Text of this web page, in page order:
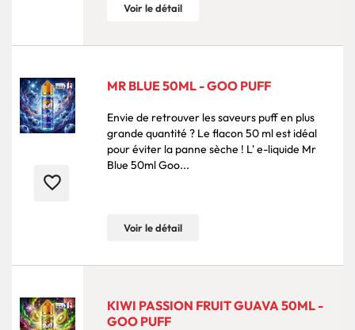
Voir le détail
favorite_border
MR BLUE 50ML - GOO PUFF
Envie de retrouver les saveurs puff en plus
grande quantité ? Le flacon 50 ml est idéal
pour éviter la panne sèche ! L' e-liquide Mr
Blue 50ml Goo...
Voir le détail
KIWI PASSION FRUIT GUAVA 50ML -
GOO PUFF